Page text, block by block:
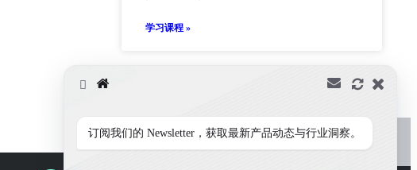
学习课程 »
订阅我们的 Newsletter，获取最新产品动态与行业洞察。